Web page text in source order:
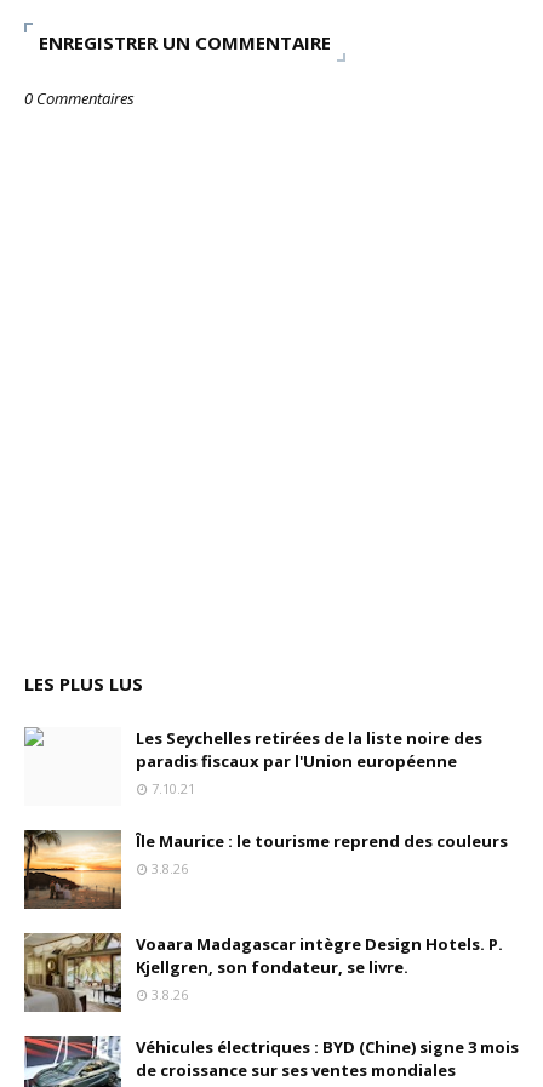
ENREGISTRER UN COMMENTAIRE
0 Commentaires
LES PLUS LUS
Les Seychelles retirées de la liste noire des
paradis fiscaux par l'Union européenne
7.10.21
Île Maurice : le tourisme reprend des couleurs
3.8.26
Voaara Madagascar intègre Design Hotels. P.
Kjellgren, son fondateur, se livre.
3.8.26
Véhicules électriques : BYD (Chine) signe 3 mois
de croissance sur ses ventes mondiales